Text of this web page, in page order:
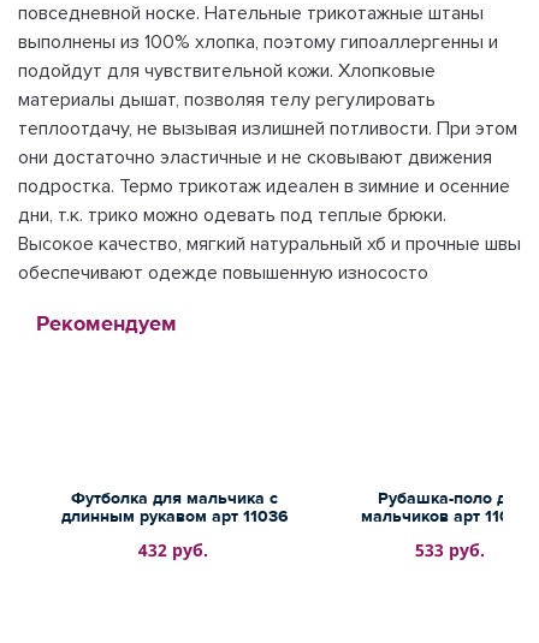
повседневной носке. Нательные трикотажные штаны
выполнены из 100% хлопка, поэтому гипоаллергенны и
подойдут для чувствительной кожи. Хлопковые
материалы дышат, позволяя телу регулировать
теплоотдачу, не вызывая излишней потливости. При этом
они достаточно эластичные и не сковывают движения
подростка. Термо трикотаж идеален в зимние и осенние
дни, т.к. трико можно одевать под теплые брюки.
Высокое качество, мягкий натуральный хб и прочные швы
обеспечивают одежде повышенную износосто
Рекомендуем
Футболка для мальчика с
длинным рукавом арт 11036
432 руб.
Рубашка-поло для
мальчиков арт 11091-
533 руб.